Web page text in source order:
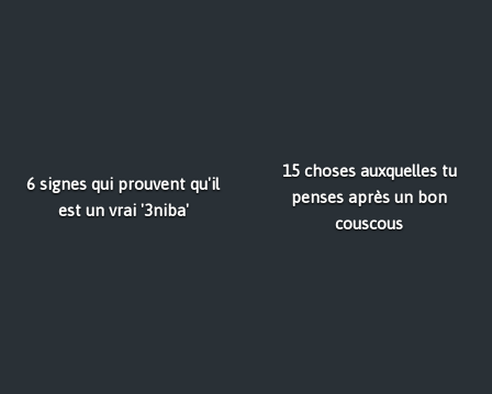
6 signes qui prouvent qu'il
est un vrai '3niba'
15 choses auxquelles tu
penses après un bon
couscous